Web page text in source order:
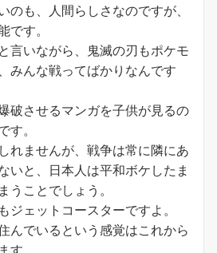
のも、人間らしさなのですが、
です。
言いながら、鬼滅の刃もポケモ
みんな戦ってばかりなんです
破させるマンガを子供が見るの
す。
れませんが、戦争は常に隣にあ
いと、日本人は平和ボケしたま
うことでしょう。
ジェットコースターですよ。
んでいるという感覚はこれから